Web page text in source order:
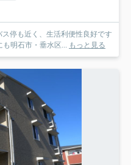
停も近く、生活利便性良好です
明石市・垂水区...
もっと見る